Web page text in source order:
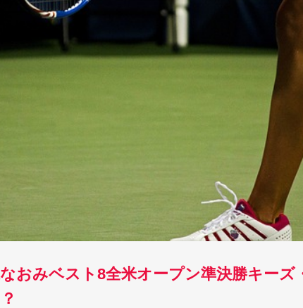
おみベスト8全米オープン準決勝キーズ